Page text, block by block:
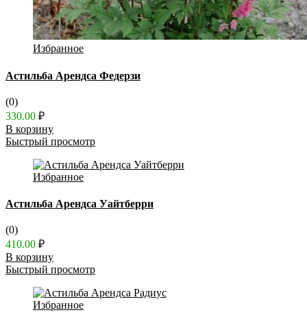
Избранное
Астильба Арендса Федерзи
(0)
330.00 ₽
В корзину
Быстрый просмотр
Избранное
Астильба Арендса Уайтберри
(0)
410.00 ₽
В корзину
Быстрый просмотр
Избранное